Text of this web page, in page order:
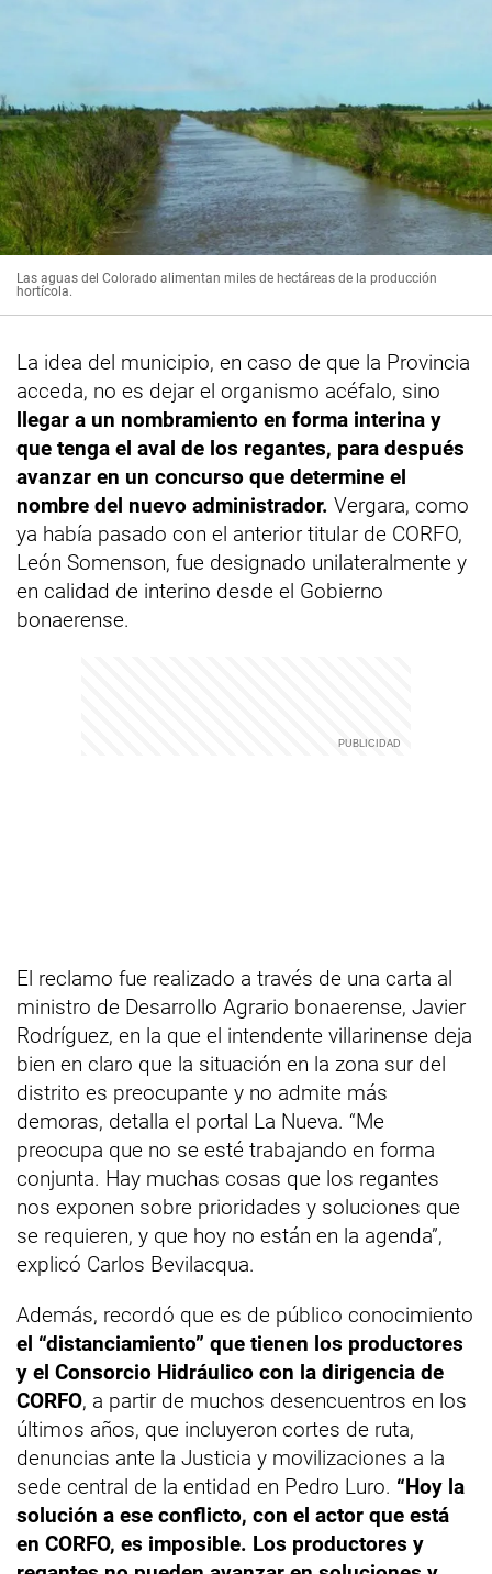
Las aguas del Colorado alimentan miles de hectáreas de la producción
hortícola.
La idea del municipio, en caso de que la Provincia
acceda, no es dejar el organismo acéfalo, sino
llegar a un nombramiento en forma interina y
que tenga el aval de los regantes, para después
avanzar en un concurso que determine el
nombre del nuevo administrador. Vergara, como
ya había pasado con el anterior titular de CORFO,
León Somenson, fue designado unilateralmente y
en calidad de interino desde el Gobierno
bonaerense.
El reclamo fue realizado a través de una carta al
ministro de Desarrollo Agrario bonaerense, Javier
Rodríguez, en la que el intendente villarinense deja
bien en claro que la situación en la zona sur del
distrito es preocupante y no admite más
demoras, detalla el portal La Nueva. “Me
preocupa que no se esté trabajando en forma
conjunta. Hay muchas cosas que los regantes
nos exponen sobre prioridades y soluciones que
se requieren, y que hoy no están en la agenda”,
explicó Carlos Bevilacqua.
Además, recordó que es de público conocimiento
el “distanciamiento” que tienen los productores
y el Consorcio Hidráulico con la dirigencia de
CORFO, a partir de muchos desencuentros en los
últimos años, que incluyeron cortes de ruta,
denuncias ante la Justicia y movilizaciones a la
sede central de la entidad en Pedro Luro. “Hoy la
solución a ese conflicto, con el actor que está
en CORFO, es imposible. Los productores y